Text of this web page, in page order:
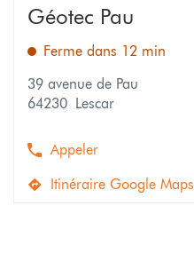
Appuyer
sur
touche
ENTRÉE
pour
obtenir
plus
amples
informations
Point
vente
Géotec Pau
Ferme dans 12 min
39 avenue de Pau
64230 Lescar
Appeler
Afficher
numéroItinéraire Google Maps
jusqu'au